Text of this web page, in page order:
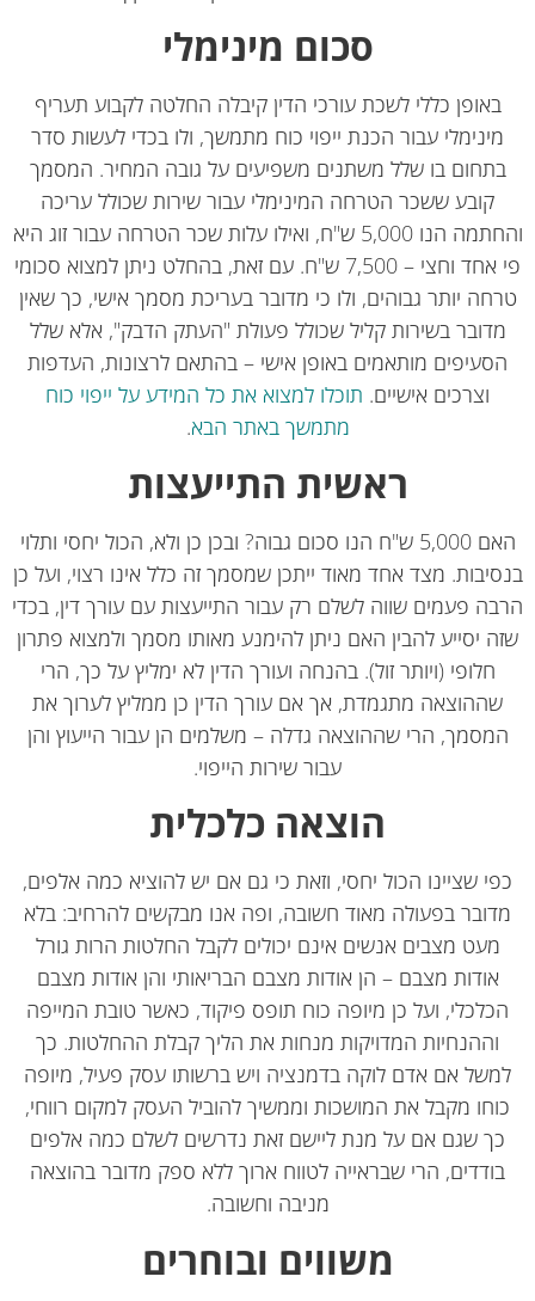
סכום מינימלי
באופן כללי לשכת עורכי הדין קיבלה החלטה לקבוע תעריף
עבור הכנת ייפוי כוח מתמשך, ולו בכדי לעשות סדר
בו שלל משתנים משפיעים על גובה המחיר. המסמך
קובע ששכר הטרחה המינימלי עבור שירות שכולל עריכה
והחתמה הנו 5,000 ש"ח, ואילו עלות שכר הטרחה עבור זוג היא
פי אחד וחצי – 7,500 ש"ח. עם זאת, בהחלט ניתן למצוא סכומי
יותר גבוהים, ולו כי מדובר בעריכת מסמך אישי, כך שאין
בשירות קליל שכולל פעולת "העתק הדבק", אלא שלל
מותאמים באופן אישי – בהתאם לרצונות, העדפות
וצרכים אישיים.תוכלו למצוא את כל המידע על ייפוי כוח
מתמשך באתר הבא.
ראשית התייעצות
האם 5,000 ש"ח הנו סכום גבוה? ובכן כן ולא, הכול יחסי ותלוי
מצד אחד מאוד ייתכן שמסמך זה כלל אינו רצוי, ועל כן
פעמים שווה לשלם רק עבור התייעצות עם עורך דין, בכדי
יסייע להבין האם ניתן להימנע מאותו מסמך ולמצוא פתרון
חלופי (ויותר זול). בהנחה ועורך הדין לא ימליץ על כך, הרי
שההוצאה מתגמדת, אך אם עורך הדין כן ממליץ לערוך את
הרי שההוצאה גדלה – משלמים הן עבור הייעוץ והן
עבור שירות הייפוי.
הוצאה כלכלית
שציינו הכול יחסי, וזאת כי גם אם יש להוציא כמה אלפים,
בפעולה מאוד חשובה, ופה אנו מבקשים להרחיב: בלא
מעט מצבים אנשים אינם יכולים לקבל החלטות הרות גורל
אודות מצבם – הן אודות מצבם הבריאותי והן אודות מצבם
ועל כן מיופה כוח תופס פיקוד, כאשר טובת המייפה
וההנחיות המדויקות מנחות את הליך קבלת ההחלטות. כך
אם אדם לוקה בדמנציה ויש ברשותו עסק פעיל, מיופה
מקבל את המושכות וממשיך להוביל העסק למקום רווחי,
שגם אם על מנת ליישם זאת נדרשים לשלם כמה אלפים
הרי שבראייה לטווח ארוך ללא ספק מדובר בהוצאה
מניבה וחשובה.
משווים ובוחרים